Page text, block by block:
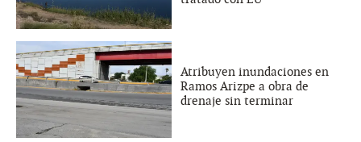
Atribuyen inundaciones en
Ramos Arizpe a obra de
drenaje sin terminar